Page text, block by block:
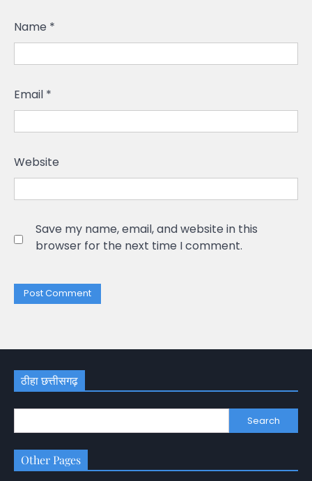
Name *
Email *
Website
Save my name, email, and website in this
browser for the next time I comment.
ठीहा छत्तीसगढ़
Search
Other Pages